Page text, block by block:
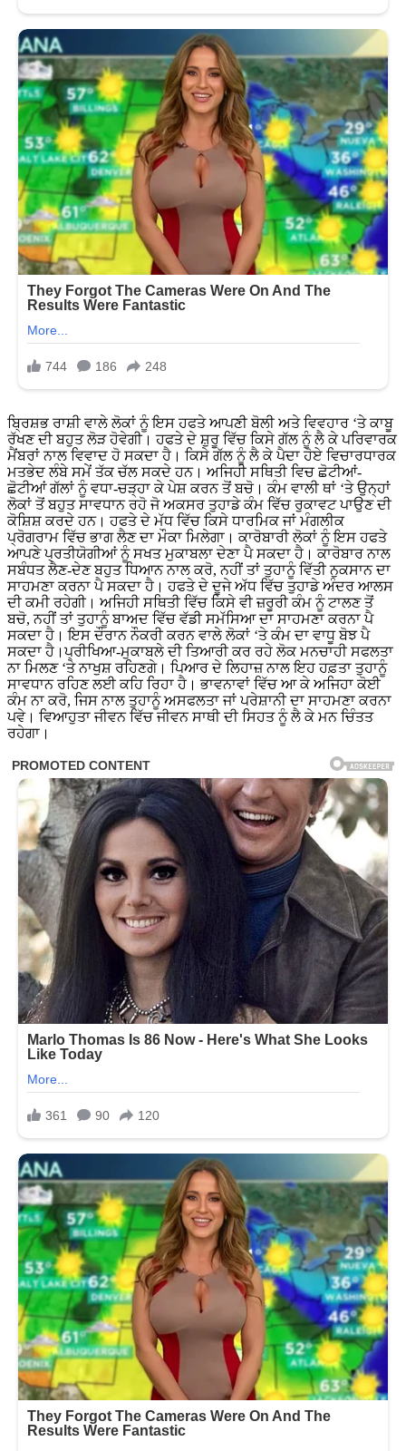
ਬ੍ਰਿਸ਼ਭ ਰਾਸ਼ੀ ਵਾਲੇ ਲੋਕਾਂ ਨੂੰ ਇਸ ਹਫਤੇ ਆਪਣੀ ਬੋਲੀ ਅਤੇ ਵਿਵਹਾਰ ‘ਤੇ ਕਾਬੂ
ਰੱਖਣ ਦੀ ਬਹੁਤ ਲੋੜ ਹੋਵੇਗੀ। ਹਫਤੇ ਦੇ ਸ਼ੁਰੂ ਵਿੱਚ ਕਿਸੇ ਗੱਲ ਨੂੰ ਲੈ ਕੇ ਪਰਿਵਾਰਕ
ਮੈਂਬਰਾਂ ਨਾਲ ਵਿਵਾਦ ਹੋ ਸਕਦਾ ਹੈ। ਕਿਸੇ ਗੱਲ ਨੂੰ ਲੈ ਕੇ ਪੈਦਾ ਹੋਏ ਵਿਚਾਰਧਾਰਕ
ਮਤਭੇਦ ਲੰਬੇ ਸਮੇਂ ਤੱਕ ਚੱਲ ਸਕਦੇ ਹਨ। ਅਜਿਹੀ ਸਥਿਤੀ ਵਿਚ ਛੋਟੀਆਂ-
ਛੋਟੀਆਂ ਗੱਲਾਂ ਨੂੰ ਵਧਾ-ਚੜ੍ਹਾ ਕੇ ਪੇਸ਼ ਕਰਨ ਤੋਂ ਬਚੋ। ਕੰਮ ਵਾਲੀ ਥਾਂ ‘ਤੇ ਉਨ੍ਹਾਂ
ਲੋਕਾਂ ਤੋਂ ਬਹੁਤ ਸਾਵਧਾਨ ਰਹੋ ਜੋ ਅਕਸਰ ਤੁਹਾਡੇ ਕੰਮ ਵਿੱਚ ਰੁਕਾਵਟ ਪਾਉਣ ਦੀ
ਕੋਸ਼ਿਸ਼ ਕਰਦੇ ਹਨ। ਹਫਤੇ ਦੇ ਮੱਧ ਵਿੱਚ ਕਿਸੇ ਧਾਰਮਿਕ ਜਾਂ ਮੰਗਲੀਕ
ਪ੍ਰੋਗਰਾਮ ਵਿੱਚ ਭਾਗ ਲੈਣ ਦਾ ਮੌਕਾ ਮਿਲੇਗਾ। ਕਾਰੋਬਾਰੀ ਲੋਕਾਂ ਨੂੰ ਇਸ ਹਫਤੇ
ਆਪਣੇ ਪ੍ਰਤੀਯੋਗੀਆਂ ਨੂੰ ਸਖਤ ਮੁਕਾਬਲਾ ਦੇਣਾ ਪੈ ਸਕਦਾ ਹੈ। ਕਾਰੋਬਾਰ ਨਾਲ
ਸਬੰਧਤ ਲੈਣ-ਦੇਣ ਬਹੁਤ ਧਿਆਨ ਨਾਲ ਕਰੋ, ਨਹੀਂ ਤਾਂ ਤੁਹਾਨੂੰ ਵਿੱਤੀ ਨੁਕਸਾਨ ਦਾ
ਸਾਹਮਣਾ ਕਰਨਾ ਪੈ ਸਕਦਾ ਹੈ। ਹਫਤੇ ਦੇ ਦੂਜੇ ਅੱਧ ਵਿੱਚ ਤੁਹਾਡੇ ਅੰਦਰ ਆਲਸ
ਦੀ ਕਮੀ ਰਹੇਗੀ। ਅਜਿਹੀ ਸਥਿਤੀ ਵਿੱਚ ਕਿਸੇ ਵੀ ਜ਼ਰੂਰੀ ਕੰਮ ਨੂੰ ਟਾਲਣ ਤੋਂ
ਬਚੋ, ਨਹੀਂ ਤਾਂ ਤੁਹਾਨੂੰ ਬਾਅਦ ਵਿੱਚ ਵੱਡੀ ਸਮੱਸਿਆ ਦਾ ਸਾਹਮਣਾ ਕਰਨਾ ਪੈ
ਸਕਦਾ ਹੈ। ਇਸ ਦੌਰਾਨ ਨੌਕਰੀ ਕਰਨ ਵਾਲੇ ਲੋਕਾਂ ‘ਤੇ ਕੰਮ ਦਾ ਵਾਧੂ ਬੋਝ ਪੈ
ਸਕਦਾ ਹੈ।ਪ੍ਰੀਖਿਆ-ਮੁਕਾਬਲੇ ਦੀ ਤਿਆਰੀ ਕਰ ਰਹੇ ਲੋਕ ਮਨਚਾਹੀ ਸਫਲਤਾ
ਨਾ ਮਿਲਣ ‘ਤੇ ਨਾਖੁਸ਼ ਰਹਿਣਗੇ। ਪਿਆਰ ਦੇ ਲਿਹਾਜ਼ ਨਾਲ ਇਹ ਹਫ਼ਤਾ ਤੁਹਾਨੂੰ
ਸਾਵਧਾਨ ਰਹਿਣ ਲਈ ਕਹਿ ਰਿਹਾ ਹੈ। ਭਾਵਨਾਵਾਂ ਵਿੱਚ ਆ ਕੇ ਅਜਿਹਾ ਕੋਈ
ਕੰਮ ਨਾ ਕਰੋ, ਜਿਸ ਨਾਲ ਤੁਹਾਨੂੰ ਅਸਫਲਤਾ ਜਾਂ ਪਰੇਸ਼ਾਨੀ ਦਾ ਸਾਹਮਣਾ ਕਰਨਾ
ਪਵੇ। ਵਿਆਹੁਤਾ ਜੀਵਨ ਵਿੱਚ ਜੀਵਨ ਸਾਥੀ ਦੀ ਸਿਹਤ ਨੂੰ ਲੈ ਕੇ ਮਨ ਚਿੰਤਤ
ਰਹੇਗਾ।